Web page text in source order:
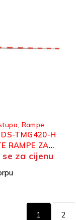
, Rampe
TMG420-H
RAMPE ZA
OD 4M
za cijenu
1 2